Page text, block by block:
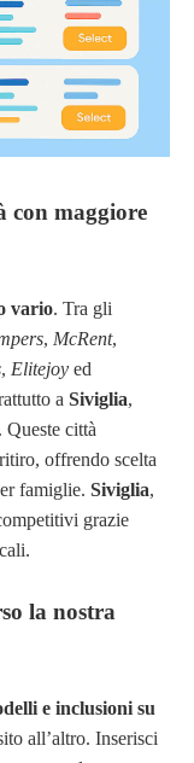
con maggiore
vario. Tra gli
, McRent,
, Elitejoy ed
a Siviglia,
. Queste città
offrendo scelta
famiglie. Siviglia,
grazie
la nostra
e inclusioni su
all’altro. Inserisci